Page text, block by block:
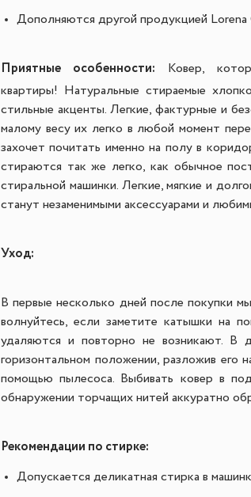
Дополняются другой продукцией Lorena
Приятные особенности:
Ковер,
квартиры!
Натуральные стираемые
стильные акценты. Легкие, фактурные и
малому весу их легко в любой момент
захочет почитать именно на полу в
стираются так же легко, как обычное
стиральной машинки. Легкие, мягкие и
станут незаменимыми аксессуарами и
Уход:
В первые несколько дней после покупки
волнуйтесь, если заметите катышки на
удаляются и повторно не возникают.
В
горизонтальном положении, разложив
помощью пылесоса. Выбивать ковер в
обнаружении торчащих нитей аккуратно
Рекомендации по стирке:
Допускается деликатная стирка в